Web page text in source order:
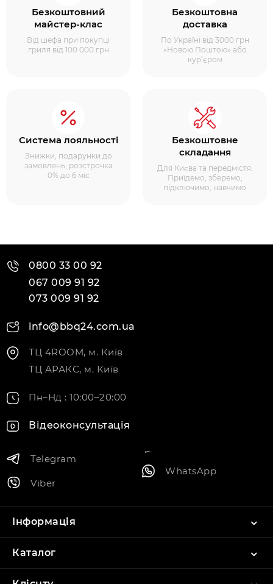
Безкоштовний
майстер-клас
Від шефа при покупці
гриля від 100 000 грн
Безкоштовна
доставка
По Україні від 3000 грн
«Новою Поштою» або
кур’єром
Система лояльності
Знижки, подарунки до
замовлень, розстрочка
0% до 6 міс
Безкоштовне
складання
Для Києва та передмістя.
Приїдемо, зберемо,
підключимо, навчимо
0800 33 00 92
067 009 91 92
073 009 91 92
info@bbq24.com.ua
ТЦ 4ROOM, м. Київ
ТЦ АРАКС, м. Київ
Пн–Нд : 10:00–20:00
Відеоконсультація
Telegram
Viber
WhatsApp
Інформація
Каталог